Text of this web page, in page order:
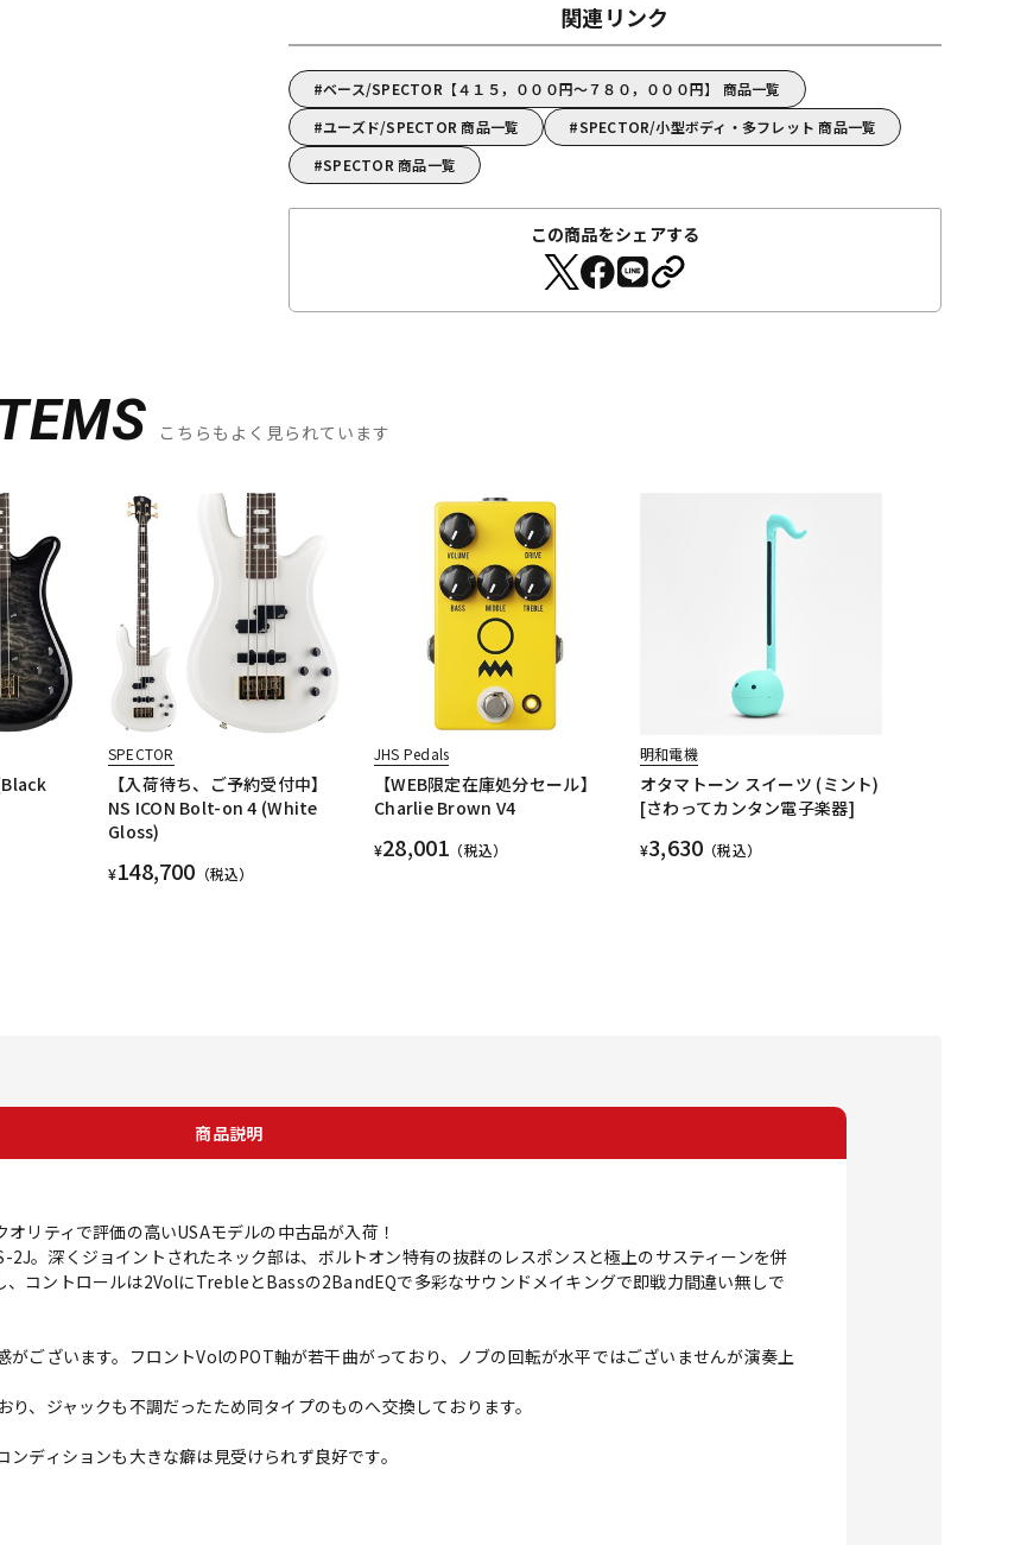
関連リンク
ベース/SPECTOR【４１５，０００円～７８０，０００円】 商品一覧
ユーズド/SPECTOR 商品一覧
SPECTOR/小型ボディ・多フレット 商品一覧
SPECTOR 商品一覧
この商品をシェアする
こちらもよく見られています
SPECTOR
【入荷待ち、ご予約受付中】
NS ICON Bolt-on 4 (White
Gloss)
¥148,700 （税込）
JHS Pedals
【WEB限定在庫処分セール】
Charlie Brown V4
¥28,001 （税込）
明和電機
オタマトーン スイーツ (ミント)
[さわってカンタン電子楽器]
¥3,630 （税込）
商品説明
リティで評価の高いUSAモデルの中古品が入荷！
2J。深くジョイントされたネック部は、ボルトオン特有の抜群のレスポンスと極上のサスティーンを併
、コントロールは2VolにTrebleとBassの2BandEQで多彩なサウンドメイキングで即戦力間違い無しで
ございます。フロントVolのPOT軸が若干曲がっており、ノブの回転が水平ではございませんが演奏上
、ジャックも不調だったため同タイプのものへ交換しております。
ディションも大きな癖は見受けられず良好です。